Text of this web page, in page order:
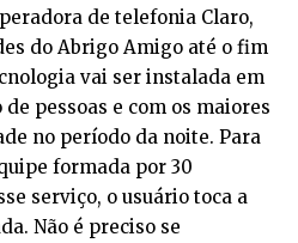
de telefonia Claro,
do Abrigo Amigo até o fim
vai ser instalada em
pessoas e com os maiores
no período da noite. Para
formada por 30
serviço, o usuário toca a
Não é preciso se